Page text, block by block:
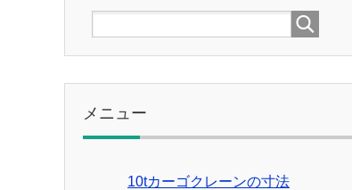
メニュー
10tカーゴクレーンの寸法